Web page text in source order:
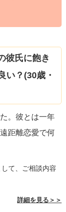
彼氏に飽き
い？(30歳・
。彼とは一年
距離恋愛で何
て、ご相談内容
詳細を見る＞＞